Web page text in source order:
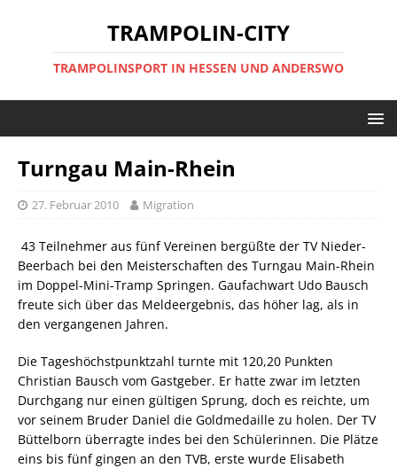
TRAMPOLIN-CITY
TRAMPOLINSPORT IN HESSEN UND ANDERSWO
Turngau Main-Rhein
27. Februar 2010 Migration
43 Teilnehmer aus fünf Vereinen bergüßte der TV Nieder-
Beerbach bei den Meisterschaften des Turngau Main-Rhein
im Doppel-Mini-Tramp Springen. Gaufachwart Udo Bausch
freute sich über das Meldeergebnis, das höher lag, als in
den vergangenen Jahren.
Die Tageshöchstpunktzahl turnte mit 120,20 Punkten
Christian Bausch vom Gastgeber. Er hatte zwar im letzten
Durchgang nur einen gültigen Sprung, doch es reichte, um
vor seinem Bruder Daniel die Goldmedaille zu holen. Der TV
Büttelborn überragte indes bei den Schülerinnen. Die Plätze
eins bis fünf gingen an den TVB, erste wurde Elisabeth